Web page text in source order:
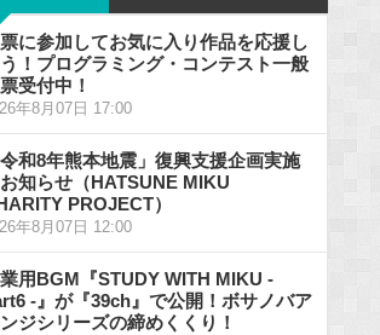
に参加してお気に入り作品を応援し
！プログラミング・コンテスト一般
受付中！
年8月07日 17:00
令和8年熊本地震」復興支援企画実施
知らせ（HATSUNE MIKU
PROJECT）
年8月07日 12:00
用BGM『STUDY WITH MIKU -
-』が『39ch』で公開！ボサノバア
ジシリーズの締めくくり！